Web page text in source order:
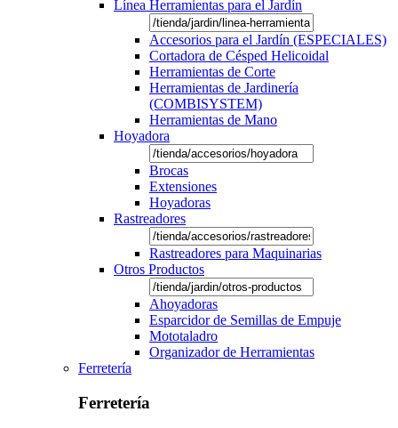
Línea Herramientas para el Jardín
Accesorios para el Jardín (ESPECIALES)
Cortadora de Césped Helicoidal
Herramientas de Corte
Herramientas de Jardinería
(COMBISYSTEM)
Herramientas de Mano
Hoyadora
Brocas
Extensiones
Hoyadoras
Rastreadores
Rastreadores para Maquinarias
Otros Productos
Ahoyadoras
Esparcidor de Semillas de Empuje
Mototaladro
Organizador de Herramientas
Ferretería
Ferretería